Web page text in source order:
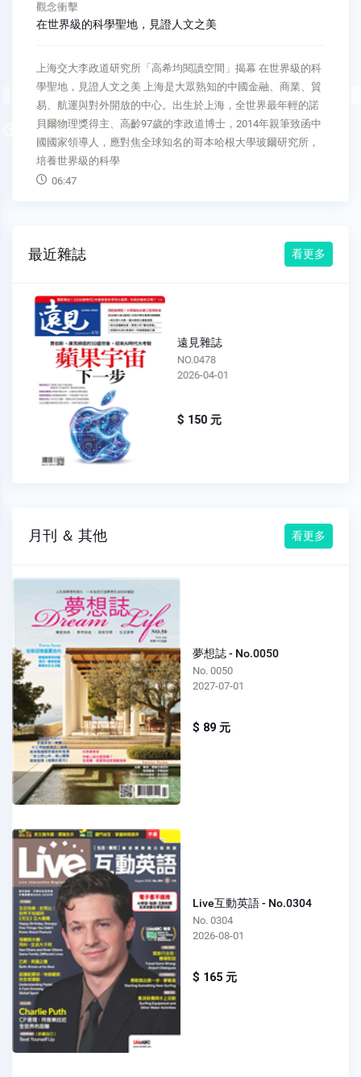
Previous
人文與政治之間
天下之變，祇為混淆是非，麻木不仁
請台灣朝野警惕曾國藩的這番話 天下之變，祇為混淆是非，麻
木不仁 前總統陳水扁的兒子、高雄市議員陳致中因洗錢罪被判
刑確定，即將入獄服刑。陳水扁認為《選罷法》修正草案規定
涉犯《洗錢防制法》終身不得參選，有不符合比例原則的違憲
爭議，認為「茲事體大」，5月3日到台北，走上凱達格蘭大
道，向新聞界發表談話，
03:19
最近雜誌 看更多
遠見雜誌
NO.0478
2026-04-01
$ 150 元
月刊 ＆ 其他 看更多
夢想誌 - No.0050
No. 0050
2027-07-01
$ 89 元
Live互動英語 - No.0304
No. 0304
2026-08-01
$ 165 元